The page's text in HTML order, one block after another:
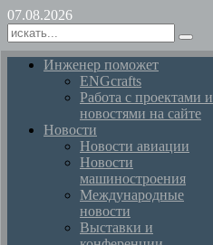
07.08.2026
Инженер поможет
ENGcrafts
Работа с проектами и
новостями на сайте
Новости
Новости авиации
Новости
машиностроения
Международные
новости
Выставки и